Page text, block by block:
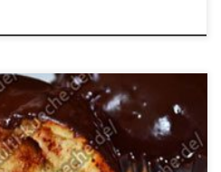
250 ml Buttermilch 150g Butter
300g Mehl 1 Backpulver 12